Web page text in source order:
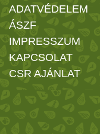
ADATVÉDELEM
ÁSZF
IMPRESSZUM
KAPCSOLAT
CSR AJÁNLAT